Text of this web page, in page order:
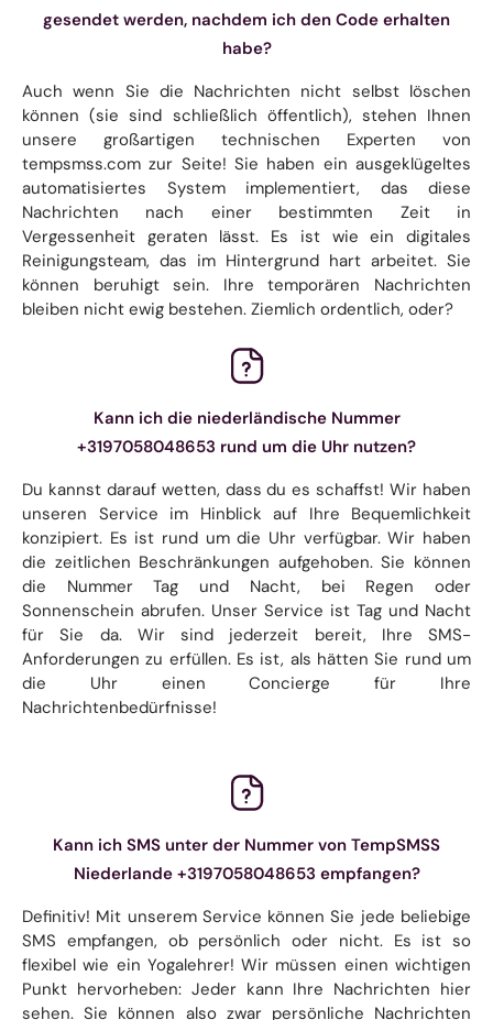
gesendet werden, nachdem ich den Code erhalten
habe?
Auch wenn Sie die Nachrichten nicht selbst löschen
können (sie sind schließlich öffentlich), stehen Ihnen
unsere großartigen technischen Experten von
tempsmss.com zur Seite! Sie haben ein ausgeklügeltes
automatisiertes System implementiert, das diese
Nachrichten nach einer bestimmten Zeit in
Vergessenheit geraten lässt. Es ist wie ein digitales
Reinigungsteam, das im Hintergrund hart arbeitet. Sie
können beruhigt sein. Ihre temporären Nachrichten
bleiben nicht ewig bestehen. Ziemlich ordentlich, oder?
Kann ich die niederländische Nummer
+3197058048653 rund um die Uhr nutzen?
Du kannst darauf wetten, dass du es schaffst! Wir haben
unseren Service im Hinblick auf Ihre Bequemlichkeit
konzipiert. Es ist rund um die Uhr verfügbar. Wir haben
die zeitlichen Beschränkungen aufgehoben. Sie können
die Nummer Tag und Nacht, bei Regen oder
Sonnenschein abrufen. Unser Service ist Tag und Nacht
für Sie da. Wir sind jederzeit bereit, Ihre SMS-
Anforderungen zu erfüllen. Es ist, als hätten Sie rund um
die Uhr einen Concierge für Ihre
Nachrichtenbedürfnisse!
Kann ich SMS unter der Nummer von TempSMSS
Niederlande +3197058048653 empfangen?
Definitiv! Mit unserem Service können Sie jede beliebige
SMS empfangen, ob persönlich oder nicht. Es ist so
flexibel wie ein Yogalehrer! Wir müssen einen wichtigen
Punkt hervorheben: Jeder kann Ihre Nachrichten hier
sehen. Sie können also zwar persönliche Nachrichten